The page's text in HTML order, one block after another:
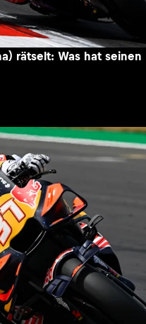
rätselt: Was hat seinen